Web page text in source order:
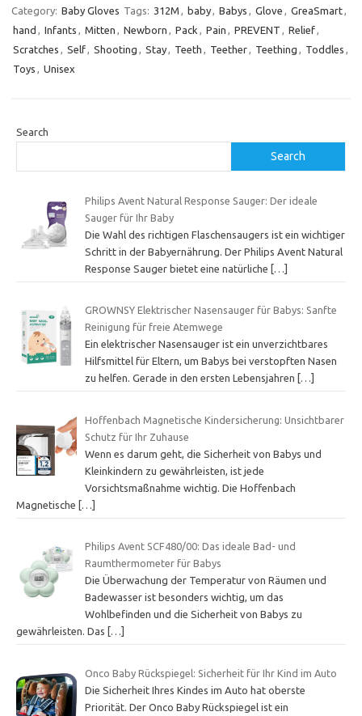
Category: Baby Gloves Tags: 312M , baby, Babys , Glove , GreaSmart,
hand , Infants , Mitten , Newborn , Pack , Pain , PREVENT , Relief,
Scratches , Self, Shooting , Stay, Teeth , Teether, Teething , Toddles ,
Toys , Unisex
Search
Search
Philips Avent Natural Response Sauger: Der ideale
Sauger für Ihr Baby
Die Wahl des richtigen Flaschensaugers ist ein wichtiger
Schritt in der Babyernährung. Der Philips Avent Natural
Response Sauger bietet eine natürliche
[…]
GROWNSY Elektrischer Nasensauger für Babys: Sanfte
Reinigung für freie Atemwege
Ein elektrischer Nasensauger ist ein unverzichtbares
Hilfsmittel für Eltern, um Babys bei verstopften Nasen
zu helfen. Gerade in den ersten Lebensjahren
[…]
Hoffenbach Magnetische Kindersicherung: Unsichtbarer
Schutz für Ihr Zuhause
Wenn es darum geht, die Sicherheit von Babys und
Kleinkindern zu gewährleisten, ist jede
Vorsichtsmaßnahme wichtig. Die Hoffenbach
Magnetische
[…]
Philips Avent SCF480/00: Das ideale Bad- und
Raumthermometer für Babys
Die Überwachung der Temperatur von Räumen und
Badewasser ist besonders wichtig, um das
Wohlbefinden und die Sicherheit von Babys zu
gewährleisten. Das
[…]
Onco Baby Rückspiegel: Sicherheit für Ihr Kind im Auto
Die Sicherheit Ihres Kindes im Auto hat oberste
Priorität. Der Onco Baby Rückspiegel ist ein